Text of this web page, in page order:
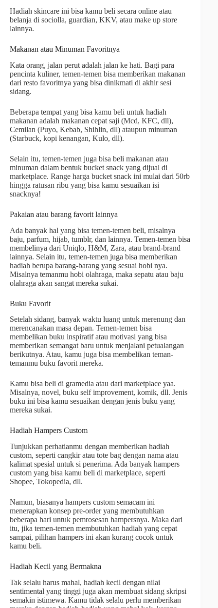
Hadiah skincare ini bisa kamu beli secara online atau
belanja di sociolla, guardian, KKV, atau make up store
lainnya.
Makanan atau Minuman Favoritnya
Kata orang, jalan perut adalah jalan ke hati. Bagi para
pencinta kuliner, temen-temen bisa memberikan makanan
dari resto favoritnya yang bisa dinikmati di akhir sesi
sidang.
Beberapa tempat yang bisa kamu beli untuk hadiah
makanan adalah makanan cepat saji (Mcd, KFC, dll),
Cemilan (Puyo, Kebab, Shihlin, dll) ataupun minuman
(Starbuck, kopi kenangan, Kulo, dll).
Selain itu, temen-temen juga bisa beli makanan atau
minuman dalam bentuk bucket snack yang dijual di
marketplace. Range harga bucket snack ini mulai dari 50rb
hingga ratusan ribu yang bisa kamu sesuaikan isi
snacknya!
Pakaian atau barang favorit lainnya
Ada banyak hal yang bisa temen-temen beli, misalnya
baju, parfum, hijab, tumblr, dan lainnya. Temen-temen bisa
membelinya dari Uniqlo, H&M, Zara, atau brand-brand
lainnya. Selain itu, temen-temen juga bisa memberikan
hadiah berupa barang-barang yang sesuai hobi nya.
Misalnya temanmu hobi olahraga, maka sepatu atau baju
olahraga akan sangat mereka sukai.
Buku Favorit
Setelah sidang, banyak waktu luang untuk merenung dan
merencanakan masa depan. Temen-temen bisa
membelikan buku inspiratif atau motivasi yang bisa
memberikan semangat baru untuk menjalani petualangan
berikutnya. Atau, kamu juga bisa membelikan teman-
temanmu buku favorit mereka.
Kamu bisa beli di gramedia atau dari marketplace yaa.
Misalnya, novel, buku self improvement, komik, dll. Jenis
buku ini bisa kamu sesuaikan dengan jenis buku yang
mereka sukai.
Hadiah Hampers Custom
Tunjukkan perhatianmu dengan memberikan hadiah
custom, seperti cangkir atau tote bag dengan nama atau
kalimat spesial untuk si penerima. Ada banyak hampers
custom yang bisa kamu beli di marketplace, seperti
Shopee, Tokopedia, dll.
Namun, biasanya hampers custom semacam ini
menerapkan konsep pre-order yang membutuhkan
beberapa hari untuk pemrosesan hampersnya. Maka dari
itu, jika temen-temen membutuhkan hadiah yang cepat
sampai, pilihan hampers ini akan kurang cocok untuk
kamu beli.
Hadiah Kecil yang Bermakna
Tak selalu harus mahal, hadiah kecil dengan nilai
sentimental yang tinggi juga akan membuat sidang skripsi
semakin istimewa. Kamu tidak selalu perlu memberikan